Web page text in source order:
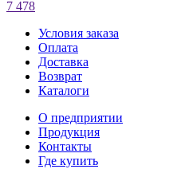
7 478
Условия заказа
Оплата
Доставка
Возврат
Каталоги
О предприятии
Продукция
Контакты
Где купить